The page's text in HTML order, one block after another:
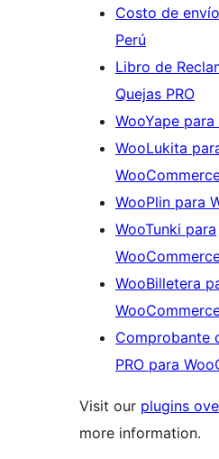
Costo de
Perú
Libro de
Quejas PRO
WooYape
WooLukita
WooPlin para
WooTunki para
WooBilletera
Comprobante
PRO para
Visit our plugins
more information.